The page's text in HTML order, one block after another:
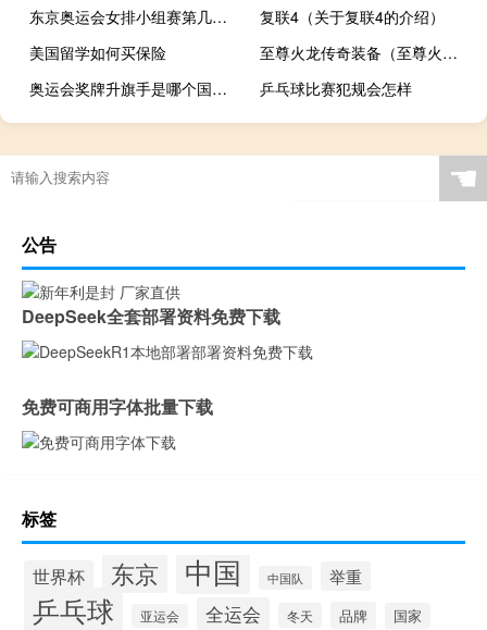
东京奥运会女排小组赛第几名出现
复联4（关于复联4的介绍）
美国留学如何买保险
至尊火龙传奇装备（至尊火龙传奇）
奥运会奖牌升旗手是哪个国家的
乒乓球比赛犯规会怎样
☚
公告
DeepSeek全套部署资料免费下载
免费可商用字体批量下载
标签
世界杯 东京 中国 中国队 举重
乒乓球 亚运会 全运会 冬天 品牌 国家